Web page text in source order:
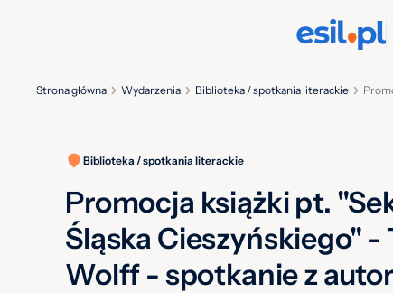
Biblioteka / spotkania literackie
Wydarzenia
Strona główna
Biblioteka / spotkania literackie
Promocja książki pt.
Śląska Cieszyńskiego" -
Wolff - spotkanie z